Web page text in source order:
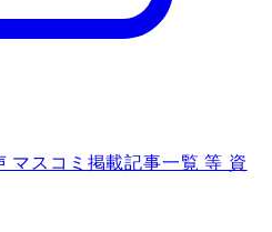
マスコミ掲載記事一覧 等 資